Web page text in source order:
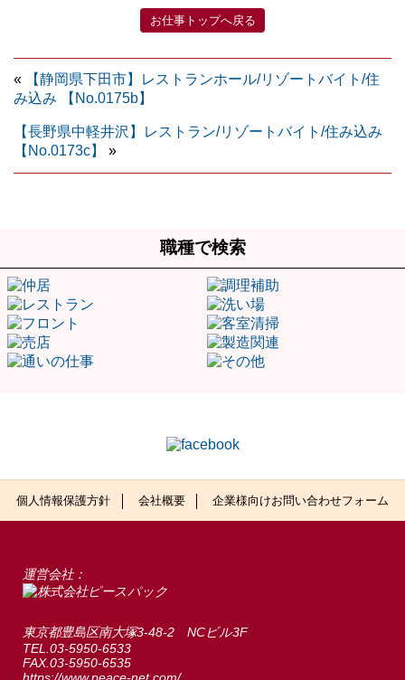
お仕事トップへ戻る
«
【静岡県下田市】レストランホール/リゾートバイト/住
み込み
【No.0175b】
【長野県中軽井沢】レストラン/リゾートバイト/住み込み
【No.0173c】
»
職種で検索
個人情報保護方針 会社概要 企業様向けお問い合わせフォーム
運営会社：
東京都豊島区南大塚3-48-2 NCビル3F
TEL.03-5950-6533
FAX.03-5950-6535
https://www.peace-net.com/